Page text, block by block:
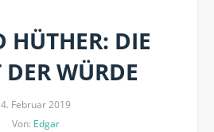
HÜTHER: DIE
DER WÜRDE
4. Februar 2019
Von: Edgar